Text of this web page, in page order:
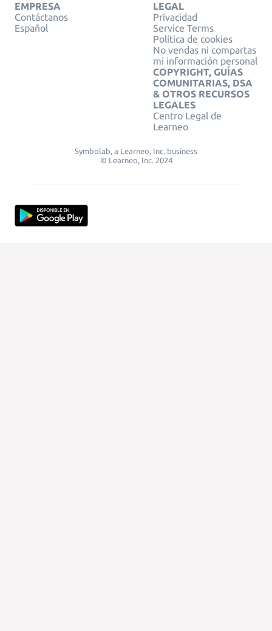
EMPRESA
Contáctanos
Español
LEGAL
Privacidad
Service Terms
Política de cookies
No vendas ni compartas
mi información personal
COPYRIGHT, GUÍAS
COMUNITARIAS, DSA
& OTROS RECURSOS
LEGALES
Centro Legal de
Learneo
Symbolab, a Learneo, Inc. business
© Learneo, Inc. 2024